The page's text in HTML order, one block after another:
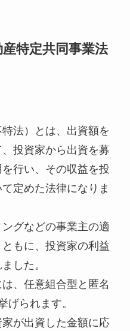
特定共同事業法
法）とは、出資額を
投資家から出資を募
行い、その収益を投
定めた法律になりま
グなどの事業主の適
もに、投資家の利益
した。
、任意組合型と匿名
げられます。
家が出資した金額に応